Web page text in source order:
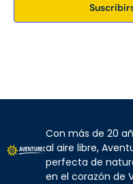
Con más de 20
al aire libre,
perfecta de
en el corazón de